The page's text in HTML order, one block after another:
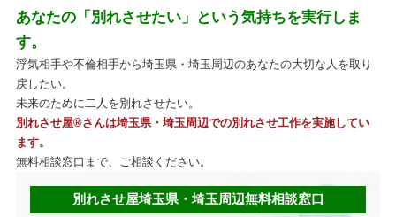
あなたの「別れさせたい」という気持ちを実行しま
す。
浮気相手や不倫相手から埼玉県・埼玉周辺のあなたの大切な人を取り
戻したい。
未来のために二人を別れさせたい。
別れさせ屋®さんは埼玉県・埼玉周辺での別れさせ工作を実施してい
ます。
無料相談窓口まで、ご相談ください。
別れさせ屋埼玉県・埼玉周辺無料相談窓口